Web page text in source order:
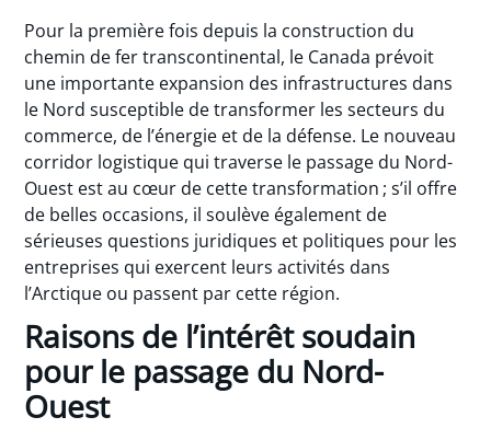
Pour la première fois depuis la construction du
chemin de fer transcontinental, le Canada prévoit
une importante expansion des infrastructures dans
le Nord susceptible de transformer les secteurs du
commerce, de l’énergie et de la défense. Le nouveau
corridor logistique qui traverse le passage du Nord-
Ouest est au cœur de cette transformation ; s’il offre
de belles occasions, il soulève également de
sérieuses questions juridiques et politiques pour les
entreprises qui exercent leurs activités dans
l’Arctique ou passent par cette région.
Raisons de l’intérêt soudain
pour le passage du Nord-
Ouest